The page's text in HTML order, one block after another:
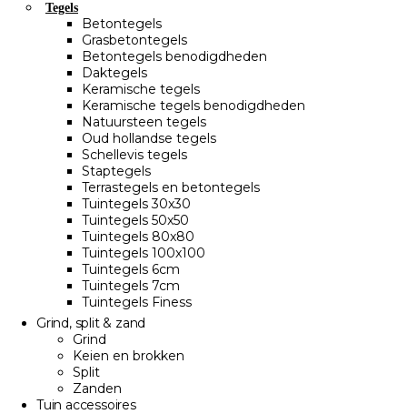
Tegels
Betontegels
Grasbetontegels
Betontegels benodigdheden
Daktegels
Keramische tegels
Keramische tegels benodigdheden
Natuursteen tegels
Oud hollandse tegels
Schellevis tegels
Staptegels
Terrastegels en betontegels
Tuintegels 30x30
Tuintegels 50x50
Tuintegels 80x80
Tuintegels 100x100
Tuintegels 6cm
Tuintegels 7cm
Tuintegels Finess
Grind, split & zand
Grind
Keien en brokken
Split
Zanden
Tuin accessoires